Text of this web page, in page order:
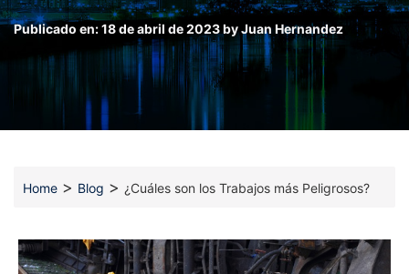
Publicado en:18 de abril de 2023byJuan Hernandez
Home > Blog > ¿Cuáles son los Trabajos más Peligrosos?